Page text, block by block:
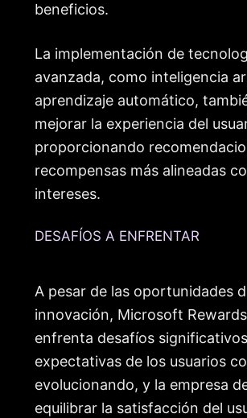
beneficios.
La implementación de
avanzada, como inteligencia
aprendizaje automático,
mejorar la experiencia del
proporcionando
recompensas más alineadas
intereses.
DESAFÍOS A ENFRENTAR
A pesar de las oportunidades
innovación, Microsoft
enfrenta desafíos
expectativas de los usuarios
evolucionando, y la empresa
equilibrar la satisfacción del